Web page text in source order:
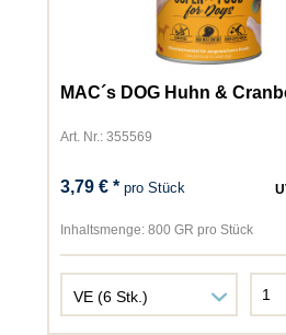
MAC´s DOG Huhn &
Art. Nr.: 355569
3,79 € * pro Stück
Inhaltsmenge:800 GR pro Stück